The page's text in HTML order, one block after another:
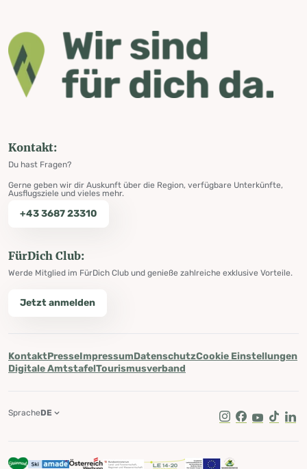
Kontakt:
Du hast Fragen?
Gerne geben wir dir Auskunft über die Region, verfügbare Unterkünfte,
Ausflugsziele und vieles mehr.
+43 3687 23310
FürDich Club:
Werde Mitglied im FürDich Club und genieße zahlreiche exklusive Vorteile.
Jetzt anmelden
KontaktPresseImpressumDatenschutzCookie Einstellungen
Digitale AmtstafelTourismusverband
Instagram
Facebook
Youtube
Tik Tok
SpracheDE